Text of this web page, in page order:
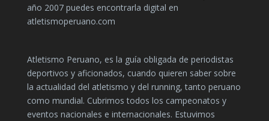
año 2007 puedes encontrarla digital en
atletismoperuano.com
Atletismo Peruano, es la guía obligada de periodistas
deportivos y aficionados, cuando quieren saber sobre
la actualidad del atletismo y del running, tanto peruano
como mundial. Cubrimos todos los campeonatos y
eventos nacionales e internacionales. Estuvimos